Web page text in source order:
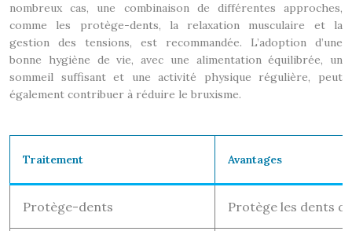
nombreux cas, une combinaison de différentes approches,
comme les protège-dents, la relaxation musculaire et la
gestion des tensions, est recommandée. L’adoption d’une
bonne hygiène de vie, avec une alimentation équilibrée, un
sommeil suffisant et une activité physique régulière, peut
également contribuer à réduire le bruxisme.
Traitement Avantages
Protège-dents Protège les dents